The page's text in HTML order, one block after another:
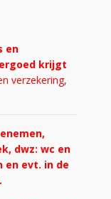
en
krijgt
verzekering,
dwz: wc en
en evt. in de